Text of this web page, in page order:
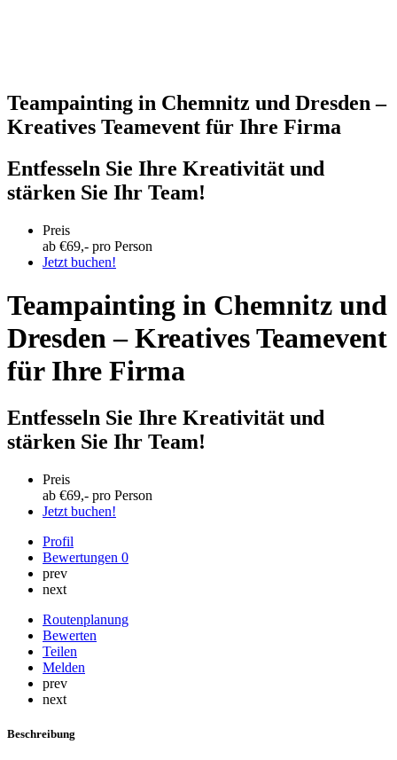
Teampainting in Chemnitz und Dresden –
Kreatives Teamevent für Ihre Firma
Entfesseln Sie Ihre Kreativität und
stärken Sie Ihr Team!
Preis
ab €69,- pro Person
Jetzt buchen!
Teampainting in Chemnitz und
Dresden – Kreatives Teamevent
für Ihre Firma
Entfesseln Sie Ihre Kreativität und
stärken Sie Ihr Team!
Preis
ab €69,- pro Person
Jetzt buchen!
Profil
Bewertungen 0
prev
next
Routenplanung
Bewerten
Teilen
Melden
prev
next
Beschreibung